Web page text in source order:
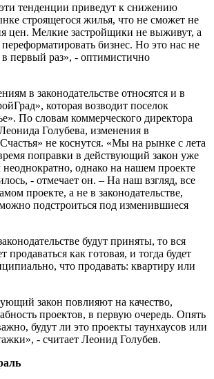
тенденции приведут к снижению
строящегося жилья, что не сможет не
цен. Мелкие застройщики не выживут, а
бизнес. Но это нас не
в первый раз», - оптимистично
в законодательстве относятся и в
которая возводит поселок
По словам коммерческого директора
Голубева, изменения в
не коснутся. «Мы на рынке с лета
поправки в действующий закон уже
однако на нашем проекте
- отмечает он. – На наш взгляд, все
проекте, а не в законодательстве,
подстроиться под изменившиеся
будут приняты, то вся
продаваться как готовая, и тогда будет
что продавать: квартиру или
закон повлияют на качество,
проектов, в первую очередь. Опять
будут ли это проекты таунхаусов или
- считает Леонид Голубев.